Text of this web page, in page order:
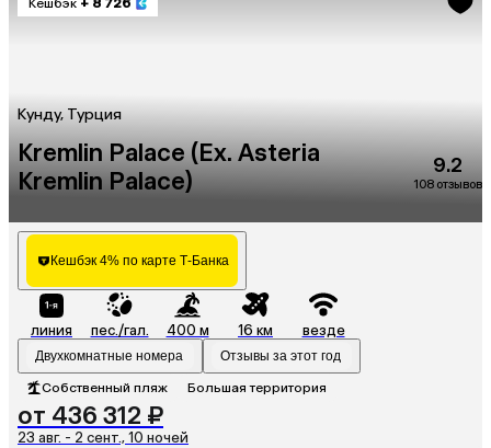
Кешбэк + 8 726
Кунду, Турция
Kremlin Palace (Ex. Asteria
Kremlin Palace)
9.2
108 отзывов
Кешбэк 4% по карте Т-Банка
линия пес./гал. 400 м 16 км везде
Двухкомнатные номера Отзывы за этот год
Собственный пляж Большая территория
от 436 312 ₽
23 авг. - 2 сент., 10 ночей